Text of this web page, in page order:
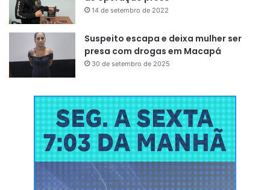
14 de setembro de 2022
Suspeito escapa e deixa mulher ser
presa com drogas em Macapá
30 de setembro de 2025